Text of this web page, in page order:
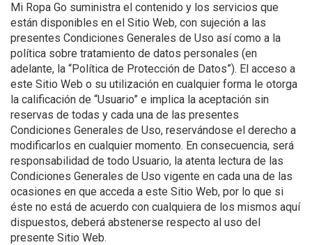
Mi Ropa Go suministra el contenido y los servicios que
están disponibles en el Sitio Web, con sujeción a las
presentes Condiciones Generales de Uso así como a la
política sobre tratamiento de datos personales (en
adelante, la “Política de Protección de Datos”). El acceso a
este Sitio Web o su utilización en cualquier forma le otorga
la calificación de “Usuario” e implica la aceptación sin
reservas de todas y cada una de las presentes
Condiciones Generales de Uso, reservándose el derecho a
modificarlos en cualquier momento. En consecuencia, será
responsabilidad de todo Usuario, la atenta lectura de las
Condiciones Generales de Uso vigente en cada una de las
ocasiones en que acceda a este Sitio Web, por lo que si
éste no está de acuerdo con cualquiera de los mismos aquí
dispuestos, deberá abstenerse respecto al uso del
presente Sitio Web.